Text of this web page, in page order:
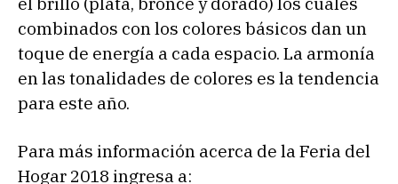
combinados con los colores básicos dan un
toque de energía a cada espacio. La armonía
en las tonalidades de colores es la tendencia
para este año.
Para más información acerca de la Feria del
Hogar 2018 ingresa a: